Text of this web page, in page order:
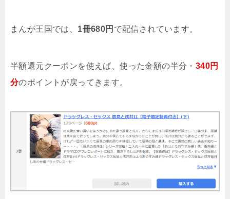
まんが王国では、 1冊680円 で配信されています。
半額還元クーポンを使えば、使った金額の半分・ 340円
分のポイントが戻ってきます。